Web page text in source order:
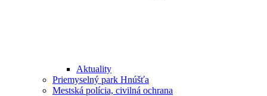
Aktuality
Priemyselný park Hnúšťa
Mestská polícia, civilná ochrana